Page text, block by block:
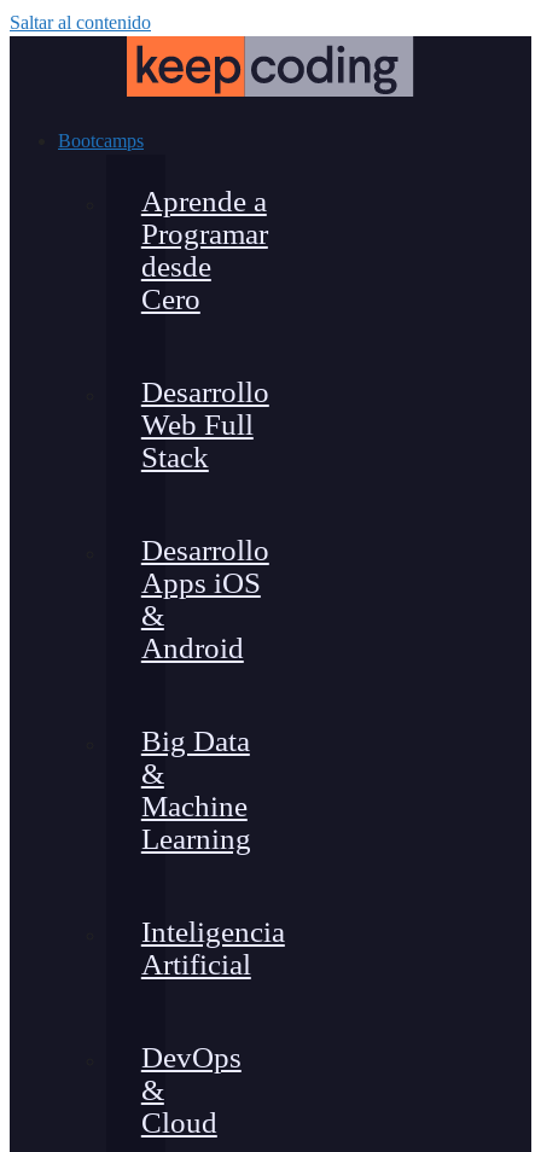
Saltar al contenido
Bootcamps
Aprende a
Programar
desde
Cero
Desarrollo
Web Full
Stack
Desarrollo
Apps iOS
&
Android
Big Data
&
Machine
Learning
Inteligencia
Artificial
DevOps
&
Cloud